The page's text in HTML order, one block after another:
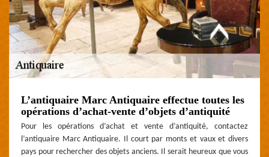
L’antiquaire Marc Antiquaire effectue toutes les
opérations d’achat-vente d’objets d’antiquité
Pour les opérations d’achat et vente d’antiquité, contactez
l’antiquaire Marc Antiquaire. Il court par monts et vaux et divers
pays pour rechercher des objets anciens. Il serait heureux que vous